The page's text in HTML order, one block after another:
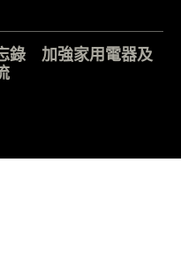
錄 加強家用電器及